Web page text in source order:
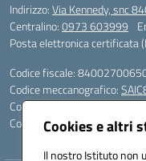
Cookies e altri
Il nostro Istituto non
Indirizzo:Via Kennedy, snc
Centralino:0973 603999
Posta elettronica certificata
Codice fiscale:
Codice meccanografico:
Codice Indice delle
Codice unico di fatturazione